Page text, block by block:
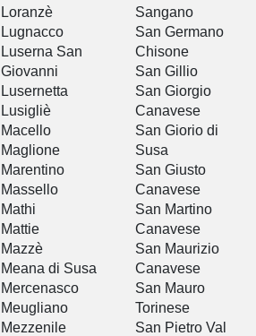
Loranzè
Lugnacco
Luserna San
Giovanni
Lusernetta
Lusigliè
Macello
Maglione
Marentino
Massello
Mathi
Mattie
Mazzè
Meana di Susa
Mercenasco
Meugliano
Mezzenile
Sangano
San Germano
Chisone
San Gillio
San Giorgio
Canavese
San Giorio di
Susa
San Giusto
Canavese
San Martino
Canavese
San Maurizio
Canavese
San Mauro
Torinese
San Pietro Val